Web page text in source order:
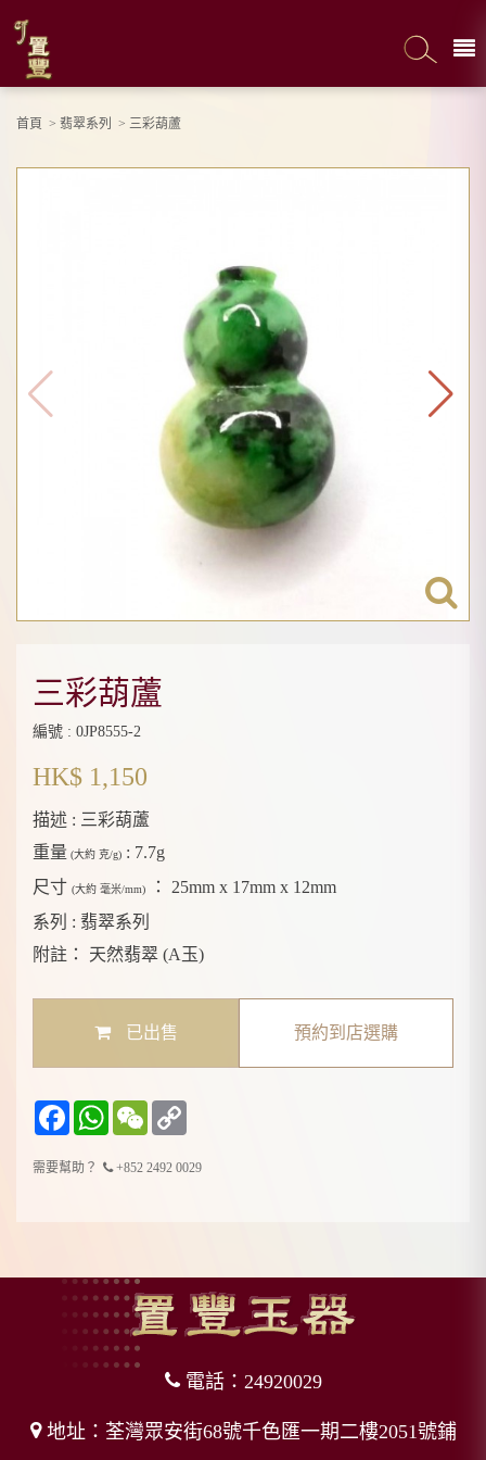
首頁 > 翡翠系列 > 三彩葫蘆
三彩葫蘆
編號 : 0JP8555-2
HK$ 1,150
描述 : 三彩葫蘆
重量 (大約 克/g) : 7.7g
尺寸 (大約 毫米/mm) ：
25mm x 17mm x 12mm
系列 : 翡翠系列
附註：
天然翡翠 (A玉)
已出售 預約到店選購
FacebookWhatsApp
WeChat
需要幫助？ +852 2492 0029
電話：24920029
地址：荃灣眾安街68號千色匯一期二樓2051號鋪